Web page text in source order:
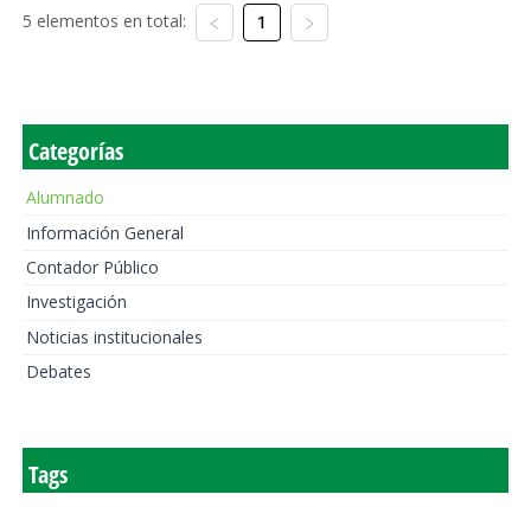
5 elementos en total: 1
Categorías
Alumnado
Información General
Contador Público
Investigación
Noticias institucionales
Debates
Tags